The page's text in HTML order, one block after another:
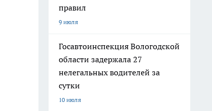
правил
9 июля
Госавтоинспекция Вологодской
области задержала 27
нелегальных водителей за
сутки
10 июля